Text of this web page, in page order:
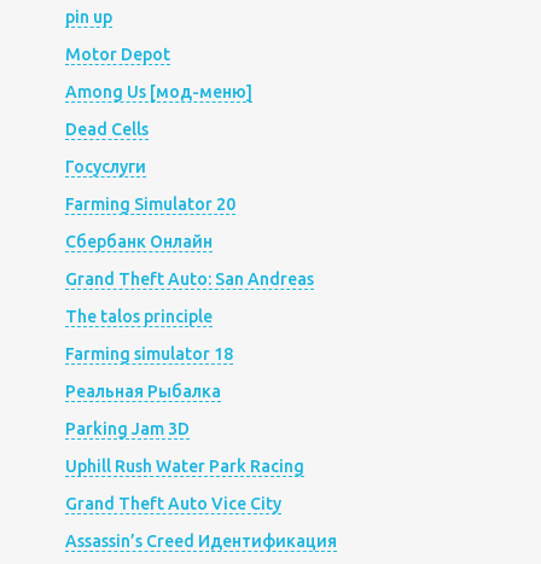
pin up
Motor Depot
Among Us [мод-меню]
Dead Cells
Госуслуги
Farming Simulator 20
Сбербанк Онлайн
Grand Theft Auto: San Andreas
The talos principle
Farming simulator 18
Реальная Рыбалка
Parking Jam 3D
Uphill Rush Water Park Racing
Grand Theft Auto Vice City
Assassin’s Creed Идентификация